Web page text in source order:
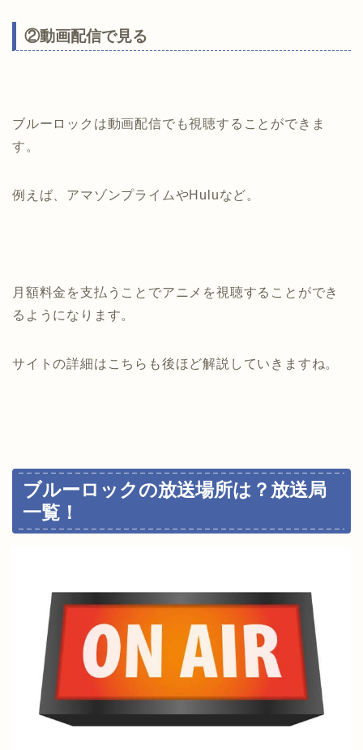
②動画配信で見る
ブルーロックは動画配信でも視聴することができま
す。
例えば、アマゾンプライムやHuluなど。
月額料金を支払うことでアニメを視聴することができ
るようになります。
サイトの詳細はこちらも後ほど解説していきますね。
ブルーロックの放送場所は？放送局
一覧！